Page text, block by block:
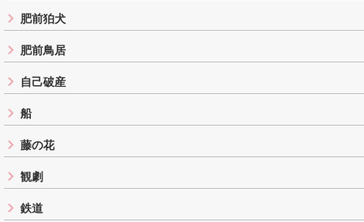
肥前狛犬
肥前鳥居
自己破産
船
藤の花
観劇
鉄道